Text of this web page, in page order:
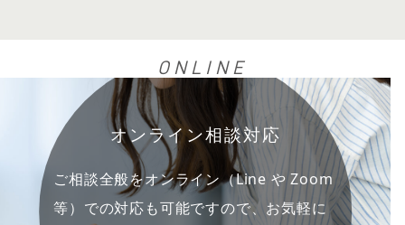
ONLINE
オンライン相談対応
ご相談全般をオンライン（Line や Zoom
等）での対応も可能ですので、お気軽に